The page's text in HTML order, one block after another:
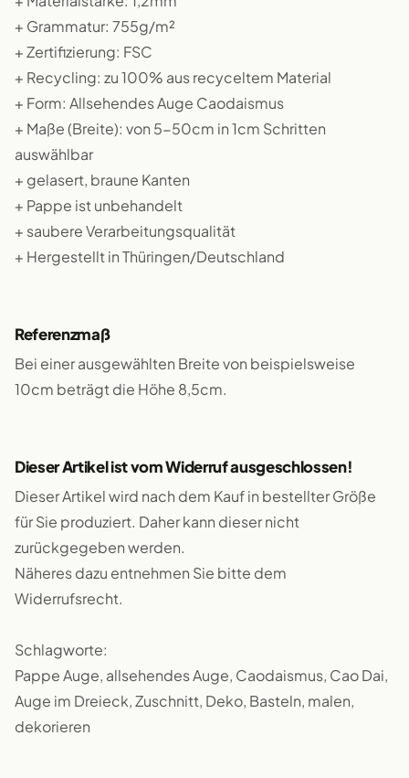
+ Grammatur: 755g/m²
+ Zertifizierung: FSC
+ Recycling: zu 100% aus recyceltem Material
+ Form: Allsehendes Auge Caodaismus
+ Maße (Breite): von 5-50cm in 1cm Schritten
auswählbar
+ gelasert, braune Kanten
+ Pappe ist unbehandelt
+ saubere Verarbeitungsqualität
+ Hergestellt in Thüringen/Deutschland
Referenzmaß
Bei einer ausgewählten Breite von beispielsweise
10cm beträgt die Höhe 8,5cm.
Dieser Artikel ist vom Widerruf ausgeschlossen!
Dieser Artikel wird nach dem Kauf in bestellter Größe
für Sie produziert. Daher kann dieser nicht
zurückgegeben werden.
Näheres dazu entnehmen Sie bitte dem
Widerrufsrecht.
Schlagworte:
Pappe Auge, allsehendes Auge, Caodaismus, Cao Dai,
Auge im Dreieck, Zuschnitt, Deko, Basteln, malen,
dekorieren